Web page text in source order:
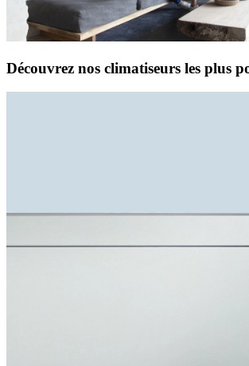
Découvrez nos climatiseurs les plus